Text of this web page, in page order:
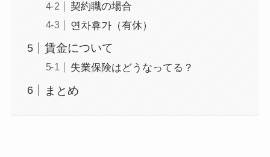
契約職の場合
연차휴가（有休）
賃金について
失業保険はどうなってる？
まとめ